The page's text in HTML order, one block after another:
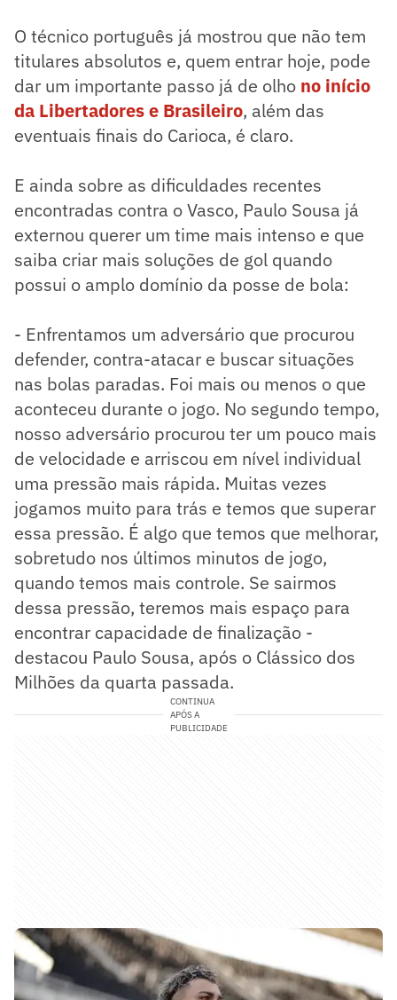
O técnico português já mostrou que não tem
titulares absolutos e, quem entrar hoje, pode
dar um importante passo já de olho no início
da Libertadores e Brasileiro, além das
eventuais finais do Carioca, é claro.
E ainda sobre as dificuldades recentes
encontradas contra o Vasco, Paulo Sousa já
externou querer um time mais intenso e que
saiba criar mais soluções de gol quando
possui o amplo domínio da posse de bola:
- Enfrentamos um adversário que procurou
defender, contra-atacar e buscar situações
nas bolas paradas. Foi mais ou menos o que
aconteceu durante o jogo. No segundo tempo,
nosso adversário procurou ter um pouco mais
de velocidade e arriscou em nível individual
uma pressão mais rápida. Muitas vezes
jogamos muito para trás e temos que superar
essa pressão. É algo que temos que melhorar,
sobretudo nos últimos minutos de jogo,
quando temos mais controle. Se sairmos
dessa pressão, teremos mais espaço para
encontrar capacidade de finalização -
destacou Paulo Sousa, após o Clássico dos
Milhões da quarta passada.
CONTINUA
APÓS A
PUBLICIDADE